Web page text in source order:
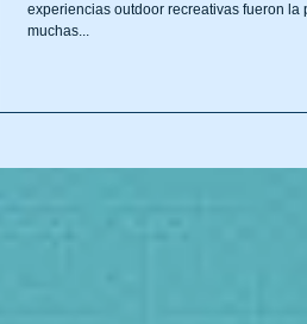
experiencias outdoor recreativas fueron la
muchas...